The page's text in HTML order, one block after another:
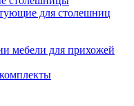
для столешниц
мебели для прихожей